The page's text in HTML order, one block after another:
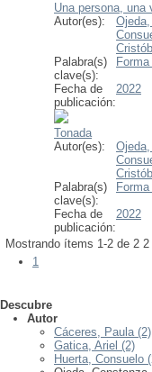
Una persona, una
Autor(es):
Palabra(s)
clave(s):
Fecha de
publicación:
2022
Tonada
Autor(es):
Palabra(s)
clave(s):
Fecha de
publicación:
2022
Mostrando ítems 1-2 de 2 2
1
Descubre
Autor
Cáceres, Paula (2)
Gatica, Ariel (2)
Huerta, Consuelo